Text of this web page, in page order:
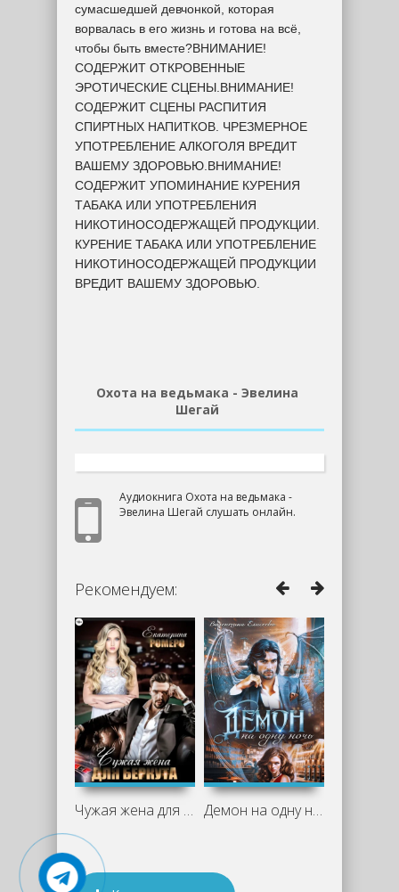
сумасшедшей девчонкой, которая
ворвалась в его жизнь и готова на всё,
чтобы быть вместе?ВНИМАНИЕ!
СОДЕРЖИТ ОТКРОВЕННЫЕ
ЭРОТИЧЕСКИЕ СЦЕНЫ.ВНИМАНИЕ!
СОДЕРЖИТ СЦЕНЫ РАСПИТИЯ
СПИРТНЫХ НАПИТКОВ. ЧРЕЗМЕРНОЕ
УПОТРЕБЛЕНИЕ АЛКОГОЛЯ ВРЕДИТ
ВАШЕМУ ЗДОРОВЬЮ.ВНИМАНИЕ!
СОДЕРЖИТ УПОМИНАНИЕ КУРЕНИЯ
ТАБАКА ИЛИ УПОТРЕБЛЕНИЯ
НИКОТИНОСОДЕРЖАЩЕЙ ПРОДУКЦИИ.
КУРЕНИЕ ТАБАКА ИЛИ УПОТРЕБЛЕНИЕ
НИКОТИНОСОДЕРЖАЩЕЙ ПРОДУКЦИИ
ВРЕДИТ ВАШЕМУ ЗДОРОВЬЮ.
Охота на ведьмака - Эвелина
Шегай
Аудиокнига Охота на ведьмака -
Эвелина Шегай слушать онлайн.
Рекомендуем:
Чужая жена для Беркута - Екатерина Демон на одну ночь - Валентина Елисеева